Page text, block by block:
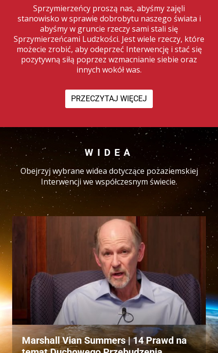
Sprzymierzeńcy proszą nas, abyśmy zajęli
stanowisko w sprawie dobrobytu naszego świata i
abyśmy w gruncie rzeczy sami stali się
Sprzymierzeńcami Ludzkości. Jest wiele rzeczy, które
możecie zrobić, aby odeprzeć Interwencję i stać się
pozytywną siłą poprzez wzmacnianie siebie oraz
innych wokół was.
PRZECZYTAJ WIĘCEJ
WIDEA
Obejrzyj wybrane widea dotyczące pozaziemskiej
Interwencji we współczesnym świecie.
Marshall Vian Summers | 14 Prawd na